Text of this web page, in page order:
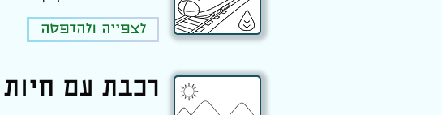
לצפייה ולהדפסה
רכבת עם